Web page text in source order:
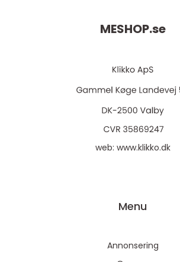
MESHOP.se
web: www.klikko.dk
Menu
Annonsering